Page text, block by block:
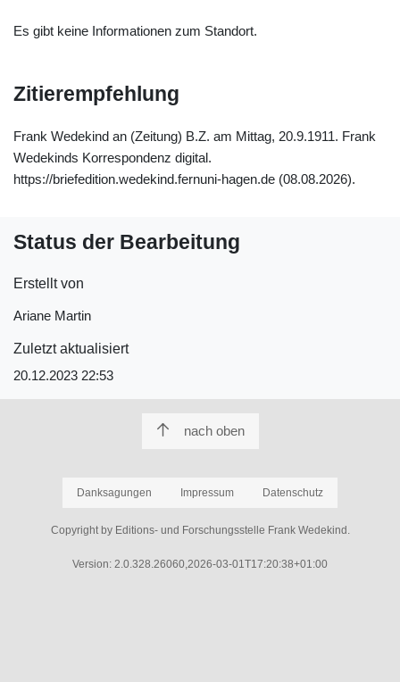
Es gibt keine Informationen zum Standort.
Zitierempfehlung
Frank Wedekind an (Zeitung) B.Z. am Mittag, 20.9.1911. Frank
Wedekinds Korrespondenz digital.
https://briefedition.wedekind.fernuni-hagen.de (08.08.2026).
Status der Bearbeitung
Erstellt von
Ariane Martin
Zuletzt aktualisiert
20.12.2023 22:53
nach oben
Danksagungen Impressum Datenschutz
Copyright by Editions- und Forschungsstelle Frank Wedekind.
Version: 2.0.328.26060,2026-03-01T17:20:38+01:00